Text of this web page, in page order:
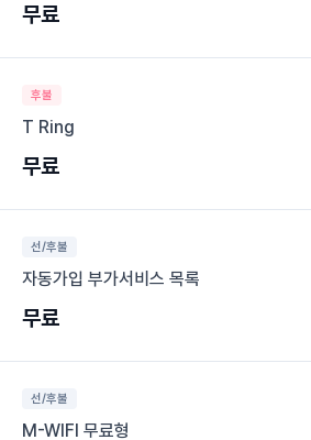
무료
후불
T Ring
무료
선/후불
자동가입 부가서비스 목록
무료
선/후불
M-WIFI 무료형